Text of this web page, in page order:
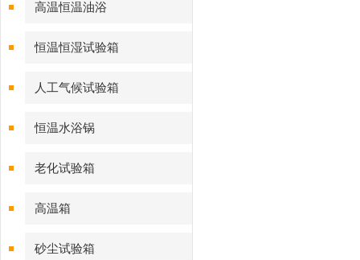
高温恒温油浴
恒温恒湿试验箱
人工气候试验箱
恒温水浴锅
老化试验箱
高温箱
砂尘试验箱